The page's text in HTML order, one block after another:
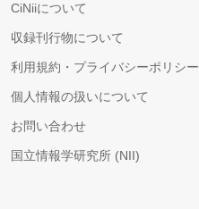
CiNiiについて
収録刊行物について
利用規約・プライバシーポリシー
個人情報の扱いについて
お問い合わせ
国立情報学研究所 (NII)